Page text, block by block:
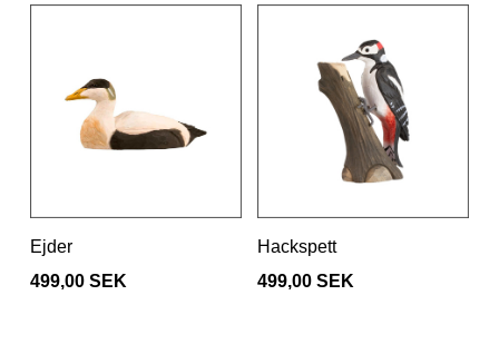
Ejder
499,00 SEK
Hackspett
499,00 SEK